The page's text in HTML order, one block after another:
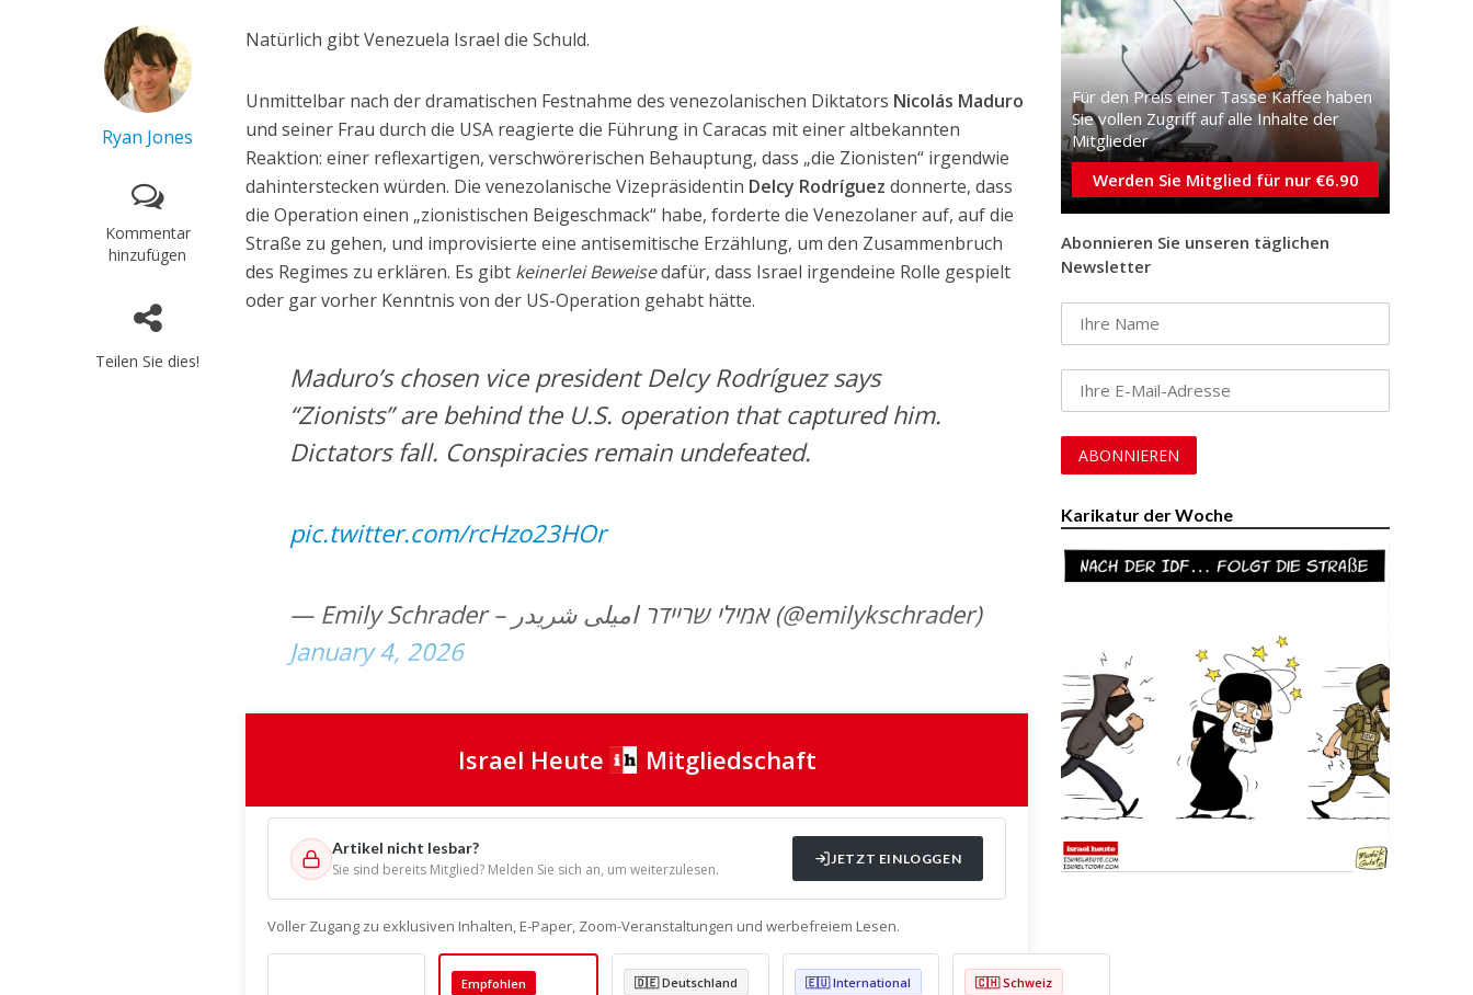
Ryan Jones
Kommentar
hinzufügen
Teilen Sie dies!
Natürlich gibt Venezuela Israel die Schuld.
Unmittelbar nach der dramatischen Festnahme des venezolanischen Diktators Nicolás Maduro
und seiner Frau durch die USA reagierte die Führung in Caracas mit einer altbekannten
Reaktion: einer reflexartigen, verschwörerischen Behauptung, dass „die Zionisten“ irgendwie
dahinterstecken würden. Die venezolanische Vizepräsidentin Delcy Rodríguez donnerte, dass
die Operation einen „zionistischen Beigeschmack“ habe, forderte die Venezolaner auf, auf die
Straße zu gehen, und improvisierte eine antisemitische Erzählung, um den Zusammenbruch
des Regimes zu erklären. Es gibt keinerlei Beweisedafür, dass Israel irgendeine Rolle gespielt
oder gar vorher Kenntnis von der US-Operation gehabt hätte.
Maduro’s chosen vice president Delcy Rodríguez says
“Zionists” are behind the U.S. operation that captured him.
Dictators fall. Conspiracies remain undefeated.
pic.twitter.com/rcHzo23HOr
— Emily Schrader – אמילי שריידר امیلی شریدر (@emilykschrader)
January 4, 2026
Israel Heute Mitgliedschaft
Artikel nicht lesbar?
Sie sind bereits Mitglied? Melden Sie sich an, um weiterzulesen.
JETZT EINLOGGEN
Voller Zugang zu exklusiven Inhalten, E-Paper, Zoom-Veranstaltungen und werbefreiem Lesen.
Empfohlen 🇩🇪 Deutschland 🇪🇺 International 🇨🇭 Schweiz
Für den Preis einer Tasse Kaffee haben
Sie vollen Zugriff auf alle Inhalte der
Mitglieder
Werden Sie Mitglied für nur €6.90
Abonnieren Sie unseren täglichen
Newsletter
Karikatur der Woche